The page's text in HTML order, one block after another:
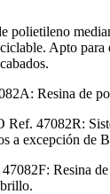
polietileno
Apto para
Resina de
47082R:
a excepción de
Resina